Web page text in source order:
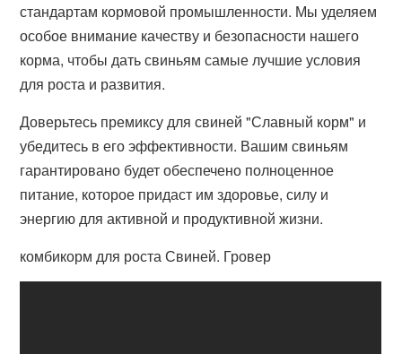
стандартам кормовой промышленности. Мы уделяем
особое внимание качеству и безопасности нашего
корма, чтобы дать свиньям самые лучшие условия
для роста и развития.
Доверьтесь премиксу для свиней "Славный корм" и
убедитесь в его эффективности. Вашим свиньям
гарантировано будет обеспечено полноценное
питание, которое придаст им здоровье, силу и
энергию для активной и продуктивной жизни.
комбикорм для роста Свиней. Гровер